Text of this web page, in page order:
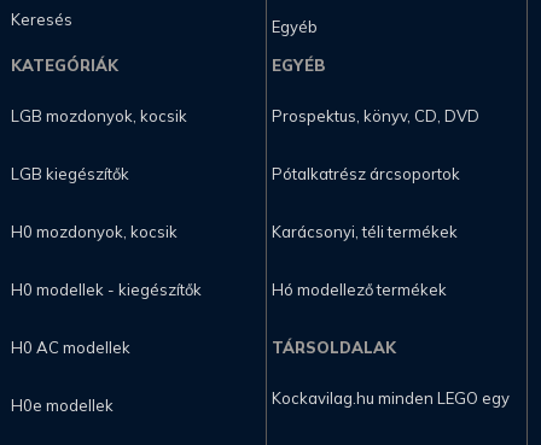
Keresés
Egyéb
KATEGÓRIÁK
LGB mozdonyok, kocsik
LGB kiegészítők
H0 mozdonyok, kocsik
H0 modellek - kiegészítők
H0 AC modellek
H0e modellek
EGYÉB
Prospektus, könyv, CD, DVD
Pótalkatrész árcsoportok
Karácsonyi, téli termékek
Hó modellező termékek
TÁRSOLDALAK
Kockavilag.hu minden LEGO egy